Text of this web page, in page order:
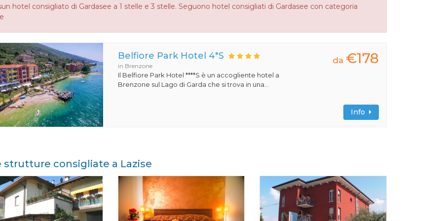
hotel consigliato di Gardasee a 1 stelle e 3 stelle. Seguono hotel consigliati di Gardasee con categoria
Belfiore Park Hotel 4*S
in Brenzone
Il Belfiore Park Hotel ****S è un accogliente hotel a
Brenzone sul Lago di Garda che si trova in una...
da €178
Info
strutture consigliate a Lazise